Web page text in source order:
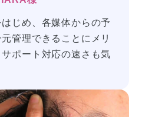
じめ、 各媒体からの予
管理できる ことにメリ
ポート対応の速さも気